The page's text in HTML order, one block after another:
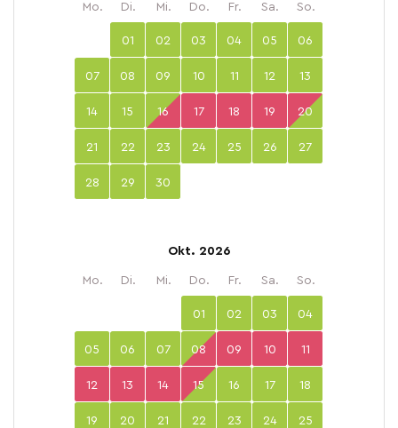
Mo. Di. Mi. Do. Fr. Sa. So.
01 02 03 04 05 06
07 08 09 10 11 12 13
14 15 16 17 18 19 20
21 22 23 24 25 26 27
28 29 30
Okt. 2026
Mo. Di. Mi. Do. Fr. Sa. So.
01 02 03 04
05 06 07 08 09 10 11
12 13 14 15 16 17 18
19 20 21 22 23 24 25